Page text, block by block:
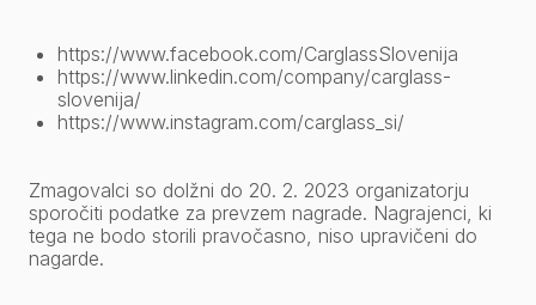
https://www.facebook.com/CarglassSlovenija
https://www.linkedin.com/company/carglass-
slovenija/
https://www.instagram.com/carglass_si/
Zmagovalci so dolžni do 20. 2. 2023 organizatorju
sporočiti podatke za prevzem nagrade. Nagrajenci, ki
tega ne bodo storili pravočasno, niso upravičeni do
nagarde.